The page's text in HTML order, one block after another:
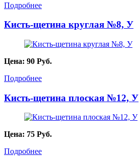
Подробнее
Кисть-щетина круглая №8, У
Цена: 90 Руб.
Подробнее
Кисть-щетина плоская №12, У
Цена: 75 Руб.
Подробнее